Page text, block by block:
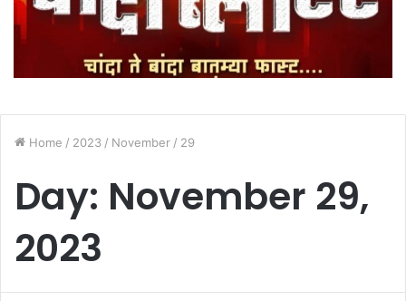
Home / 2023 / November / 29
Day: November 29,
2023